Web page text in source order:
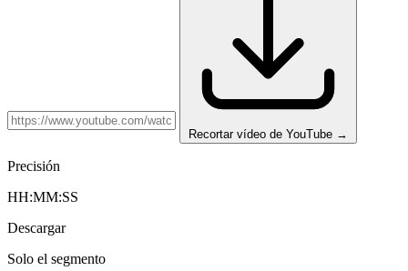
Recortar vídeo de YouTube →
Precisión
HH:MM:SS
Descargar
Solo el segmento